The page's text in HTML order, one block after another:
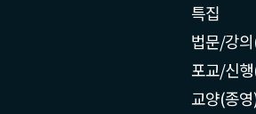
특집
법문/강
포교/신
교양(종